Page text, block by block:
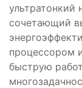
ультратонкий
сочетающий
процессором
быструю